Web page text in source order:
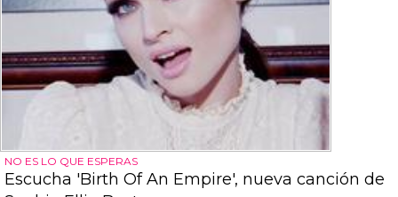
NO ES LO QUE ESPERAS
Escucha 'Birth Of An Empire', nueva canción de